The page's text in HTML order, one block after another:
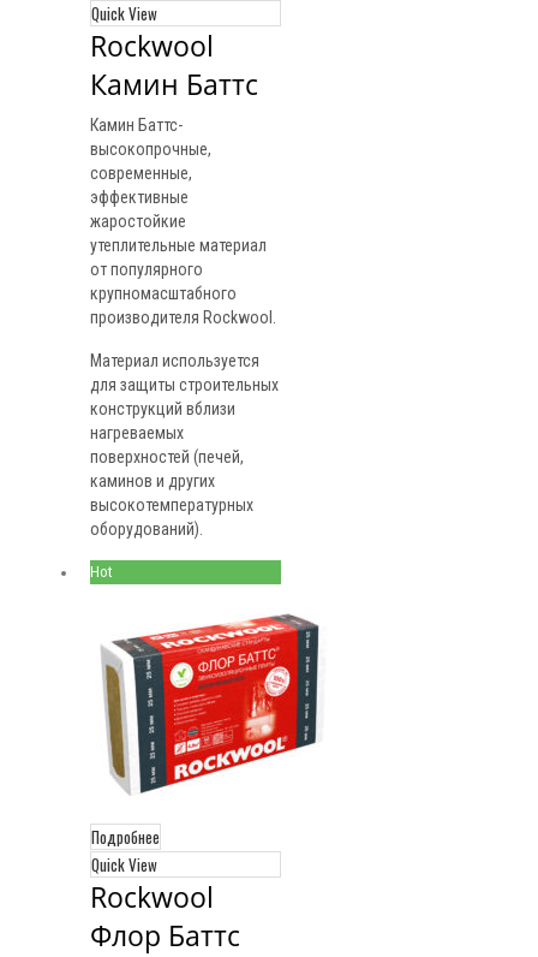
Quick View
Rockwool
Камин Баттс
Камин Баттс-
высокопрочные,
современные,
эффективные
жаростойкие
утеплительные материал
от популярного
крупномасштабного
производителя Rockwool.
Материал используется
для защиты строительных
конструкций вблизи
нагреваемых
поверхностей (печей,
каминов и других
высокотемпературных
оборудований).
Hot
Подробнее
Quick View
Rockwool
Флор Баттс